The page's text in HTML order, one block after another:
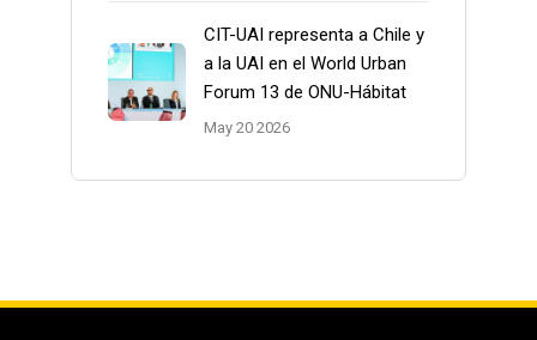
CIT-UAI representa a Chile y
a la UAI en el World Urban
Forum 13 de ONU-Hábitat
May 20 2026